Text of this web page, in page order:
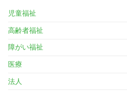
児童福祉
高齢者福祉
障がい福祉
医療
法人